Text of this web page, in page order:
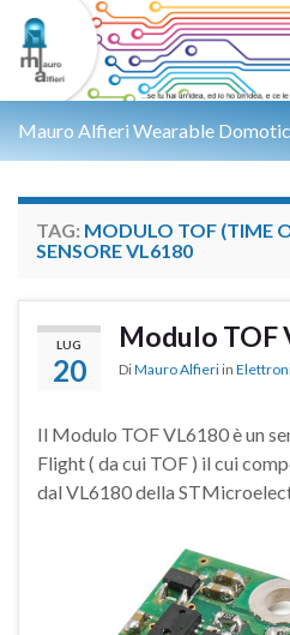
Mauro Alfieri Wearable
TAG: MODULO TOF (TIME
SENSORE VL6180
LUG
20
Modulo TOF
DiMauro Alfieri in
Il Modulo TOF VL6180 è un
Flight ( da cui TOF ) il cui
dal VL6180 della